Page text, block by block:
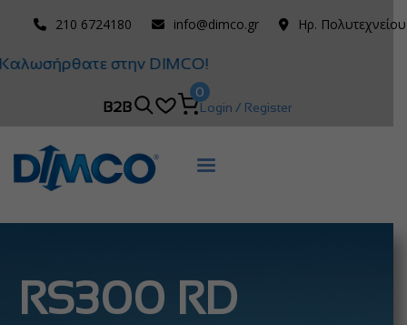
210 6724180 info@dimco.gr Ηρ.
Καλωσήρθατε στην DIMCO!
B2B
0
Login / Register
RS300 RD